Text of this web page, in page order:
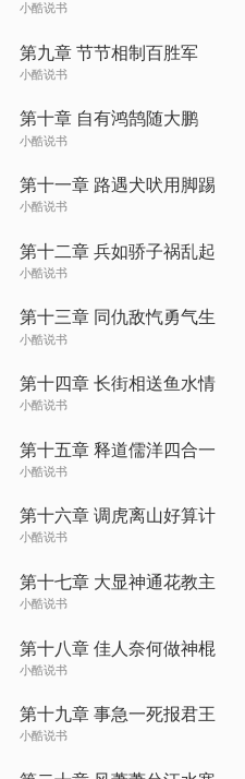
小酷说书
第九章 节节相制百胜军
小酷说书
第十章 自有鸿鹄随大鹏
小酷说书
第十一章 路遇犬吠用脚踢
小酷说书
第十二章 兵如骄子祸乱起
小酷说书
第十三章 同仇敌忾勇气生
小酷说书
第十四章 长街相送鱼水情
小酷说书
第十五章 释道儒洋四合一
小酷说书
第十六章 调虎离山好算计
小酷说书
第十七章 大显神通花教主
小酷说书
第十八章 佳人奈何做神棍
小酷说书
第十九章 事急一死报君王
小酷说书